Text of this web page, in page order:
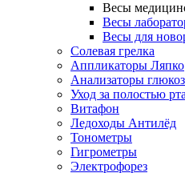
Весы
Весы
Весы для
Солевая грелка
Аппликаторы Ляпко
Анализаторы
Уход за полостью рта
Витафон
Ледоходы Антилёд
Тонометры
Гигрометры
Электрофорез